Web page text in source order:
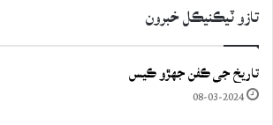
تازو ٽيڪنيڪل خبرون
تاريخ جي ڪفن جھڙو ڪيس
08-03-2024